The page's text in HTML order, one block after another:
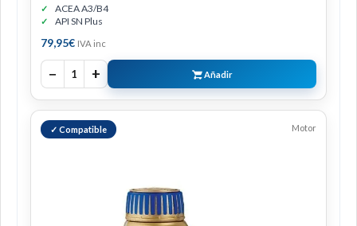
ACEA A3/B4
API SN Plus
79,95€ IVA inc
− 1 + Añadir
✓ Compatible Motor